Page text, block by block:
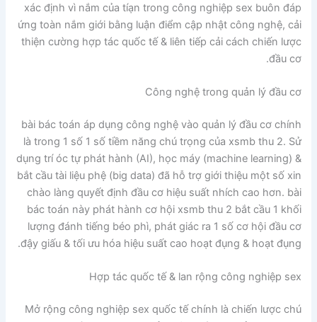
xác định vì nắm của tíạn trong công nghiệp sex buôn đáp
ứng toàn nắm giới bằng luận điểm cập nhật công nghệ, cải
thiện cường hợp tác quốc tế & liên tiếp cải cách chiến lược
đầu cơ.
Công nghệ trong quản lý đầu cơ
bài bác toán áp dụng công nghệ vào quản lý đầu cơ chính
là trong 1 số 1 số tiềm năng chú trọng của xsmb thu 2. Sử
dụng trí óc tự phát hành (AI), học máy (machine learning) &
bắt cầu tài liệu phệ (big data) đã hỗ trợ giới thiệu một số xin
chào làng quyết định đầu cơ hiệu suất nhích cao hơn. bài
bác toán này phát hành cơ hội xsmb thu 2 bắt cầu 1 khối
lượng đánh tiếng béo phì, phát giác ra 1 số cơ hội đầu cơ
đậy giấu & tối ưu hóa hiệu suất cao hoạt đụng & hoạt đụng.
Hợp tác quốc tế & lan rộng công nghiệp sex
Mở rộng công nghiệp sex quốc tế chính là chiến lược chú